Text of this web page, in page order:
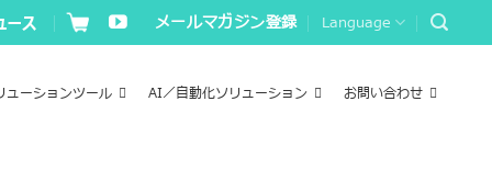
メールマガジン登録 Language
ューションツール AI／自動化ソリューション お問い合わせ